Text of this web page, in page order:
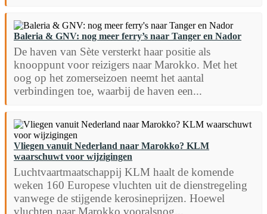
Baleria & GNV: nog meer ferry’s naar Tanger en Nador
De haven van Sète versterkt haar positie als
knooppunt voor reizigers naar Marokko. Met het
oog op het zomerseizoen neemt het aantal
verbindingen toe, waarbij de haven een...
Vliegen vanuit Nederland naar Marokko? KLM
waarschuwt voor wijzigingen
Luchtvaartmaatschappij KLM haalt de komende
weken 160 Europese vluchten uit de dienstregeling
vanwege de stijgende kerosineprijzen. Hoewel